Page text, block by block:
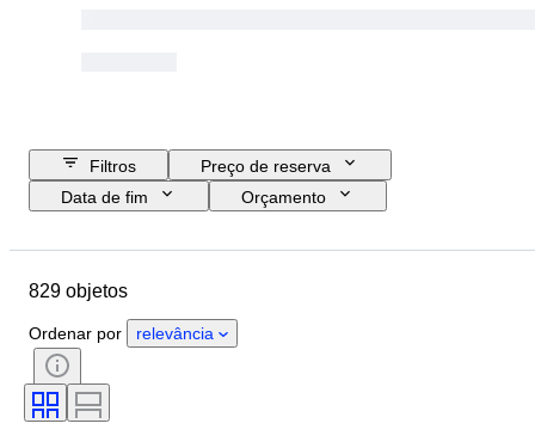
Filtros
Preço de reserva
Data de fim
Orçamento
Género
Tamanho
Era
Tamanho no artigo
Acessórios incluídos
829 objetos
Ordenar por relevância